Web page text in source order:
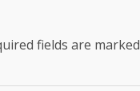
fields are marked